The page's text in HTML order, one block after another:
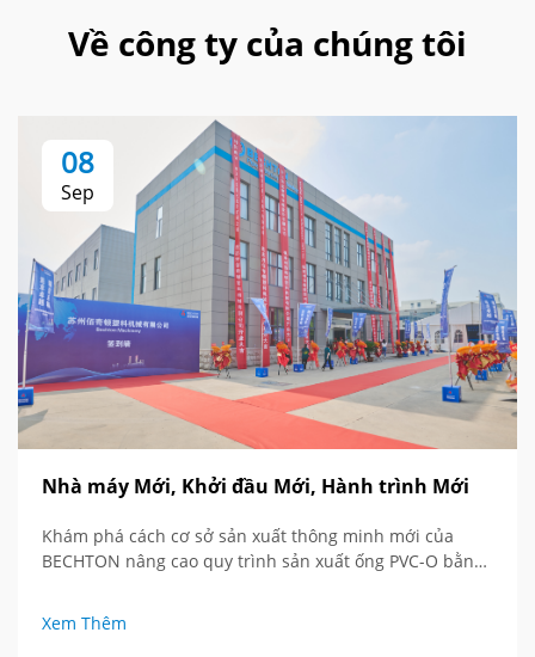
Về công ty của chúng tôi
08
Sep
Nhà máy Mới, Khởi đầu Mới, Hành trình Mới
Khám phá cách cơ sở sản xuất thông minh mới của
BECHTON nâng cao quy trình sản xuất ống PVC-O bằng
Xem Thêm